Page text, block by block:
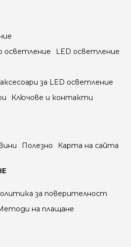
осветление
LED осветление
за LED осветление
Ключове и контакти
Полезно Карта на сайта
за поверителност
на плащане